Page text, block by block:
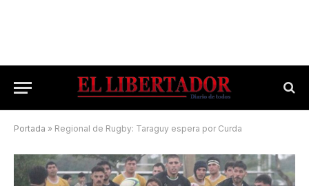
Portada » Regional de Rugby: Taraguy espera por Curda